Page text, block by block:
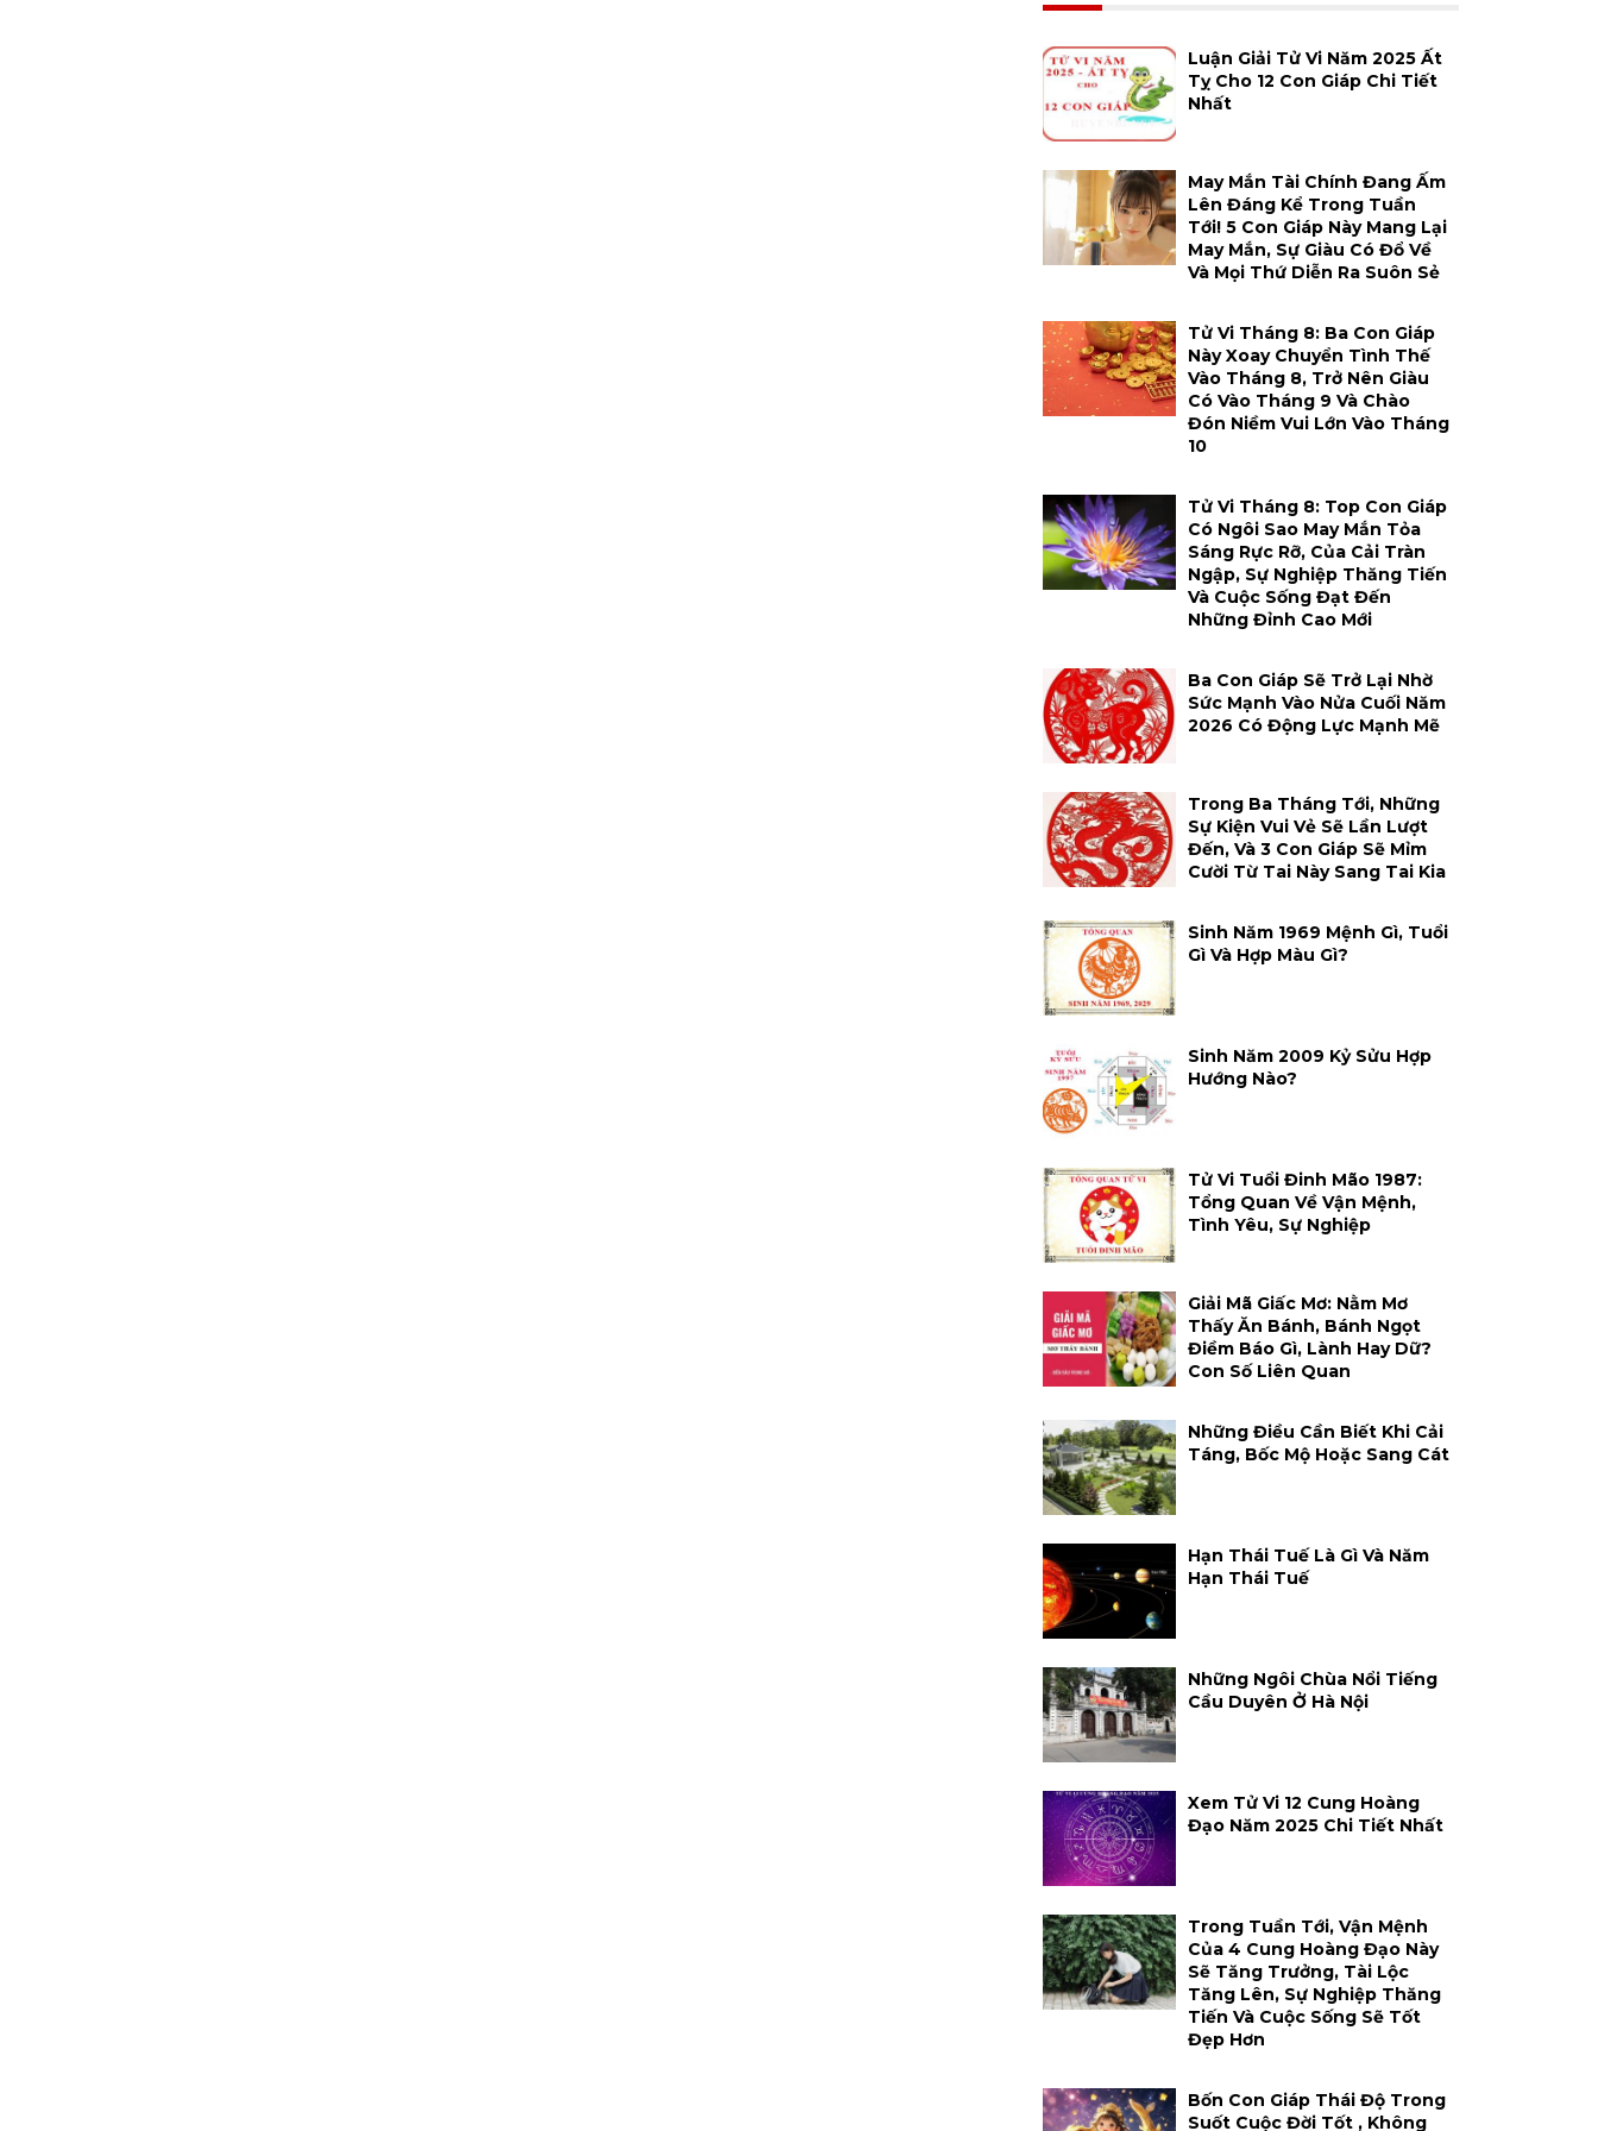
Luận Giải Tử Vi Năm 2025 Ất
Tỵ Cho 12 Con Giáp Chi Tiết
Nhất
May Mắn Tài Chính Đang Ấm
Lên Đáng Kể Trong Tuần
Tới! 5 Con Giáp Này Mang Lại
May Mắn, Sự Giàu Có Đổ Về
Và Mọi Thứ Diễn Ra Suôn Sẻ
Tử Vi Tháng 8: Ba Con Giáp
Này Xoay Chuyển Tình Thế
Vào Tháng 8, Trở Nên Giàu
Có Vào Tháng 9 Và Chào
Đón Niềm Vui Lớn Vào Tháng
10
Tử Vi Tháng 8: Top Con Giáp
Có Ngôi Sao May Mắn Tỏa
Sáng Rực Rỡ, Của Cải Tràn
Ngập, Sự Nghiệp Thăng Tiến
Và Cuộc Sống Đạt Đến
Những Đỉnh Cao Mới
Ba Con Giáp Sẽ Trở Lại Nhờ
Sức Mạnh Vào Nửa Cuối Năm
2026 Có Động Lực Mạnh Mẽ
Trong Ba Tháng Tới, Những
Sự Kiện Vui Vẻ Sẽ Lần Lượt
Đến, Và 3 Con Giáp Sẽ Mỉm
Cười Từ Tai Này Sang Tai Kia
Sinh Năm 1969 Mệnh Gì, Tuổi
Gì Và Hợp Màu Gì?
Sinh Năm 2009 Kỷ Sửu Hợp
Hướng Nào?
Tử Vi Tuổi Đinh Mão 1987:
Tổng Quan Về Vận Mệnh,
Tình Yêu, Sự Nghiệp
Giải Mã Giấc Mơ: Nằm Mơ
Thấy Ăn Bánh, Bánh Ngọt
Điềm Báo Gì, Lành Hay Dữ?
Con Số Liên Quan
Những Điều Cần Biết Khi Cải
Táng, Bốc Mộ Hoặc Sang Cát
Hạn Thái Tuế Là Gì Và Năm
Hạn Thái Tuế
Những Ngôi Chùa Nổi Tiếng
Cầu Duyên Ở Hà Nội
Xem Tử Vi 12 Cung Hoàng
Đạo Năm 2025 Chi Tiết Nhất
Trong Tuần Tới, Vận Mệnh
Của 4 Cung Hoàng Đạo Này
Sẽ Tăng Trưởng, Tài Lộc
Tăng Lên, Sự Nghiệp Thăng
Tiến Và Cuộc Sống Sẽ Tốt
Đẹp Hơn
Bốn Con Giáp Thái Độ Trong
Suốt Cuộc Đời Tốt , Không